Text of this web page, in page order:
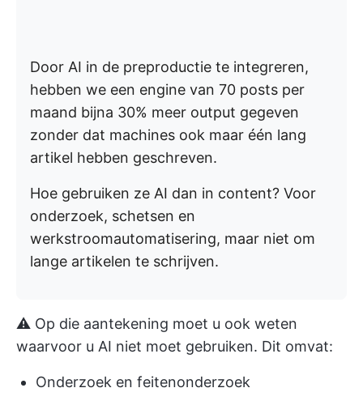
Door AI in de preproductie te integreren,
hebben we een engine van 70 posts per
maand bijna 30% meer output gegeven
zonder dat machines ook maar één lang
artikel hebben geschreven.
Hoe gebruiken ze AI dan in content? Voor
onderzoek, schetsen en
werkstroomautomatisering, maar niet om
lange artikelen te schrijven.
⚠️ Op die aantekening moet u ook weten
waarvoor u AI niet moet gebruiken. Dit omvat:
Onderzoek en feitenonderzoek